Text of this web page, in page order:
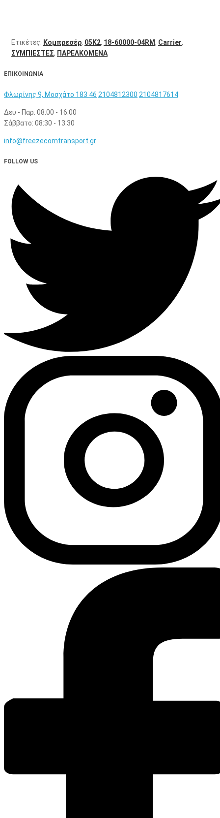
Ετικέτες: Κομπρεσέρ, 05K2, 18-60000-04RM, Carrier,
ΣΥΜΠΙΕΣΤΕΣ, ΠΑΡΕΛΚΟΜΕΝΑ
ΕΠΙΚΟΙΝΩΝΙΑ
Φλωρίνης 9, Μοσχάτο 183 46 2104812300 2104817614
Δευ - Παρ: 08:00 - 16:00
Σάββατο: 08:30 - 13:30
info@freezecomtransport.gr
FOLLOW US